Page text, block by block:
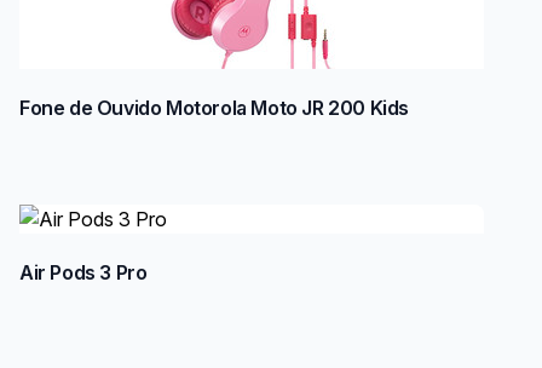
Fone de Ouvido Motorola Moto JR 200 Kids
Air Pods 3 Pro